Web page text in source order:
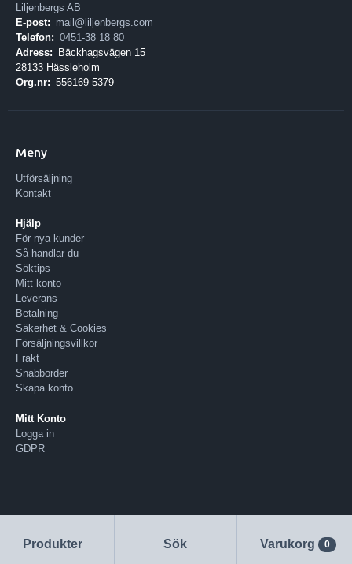
Produkter Sök Varukorg 0
Liljenbergs AB
E-post: mail@liljenbergs.com
Telefon: 0451-38 18 80
Adress: Bäckhagsvägen 15
28133 Hässleholm
Org.nr: 556169-5379
Meny
Utförsäljning
Kontakt
Hjälp
För nya kunder
Så handlar du
Söktips
Mitt konto
Leverans
Betalning
Säkerhet & Cookies
Försäljningsvillkor
Frakt
Snabborder
Skapa konto
Mitt Konto
Logga in
GDPR